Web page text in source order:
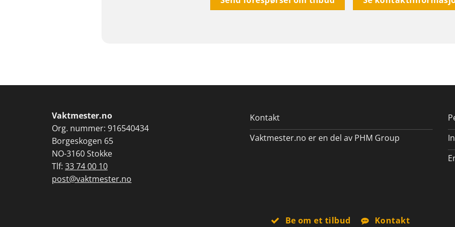
Vaktmester.no
Org. nummer: 916540434
Borgeskogen 65
NO-3160 Stokke
Tlf: 33 74 00 10
post@vaktmester.no
Kontakt
Vaktmester.no er en del av PHM Group
Be om et tilbud Kontakt